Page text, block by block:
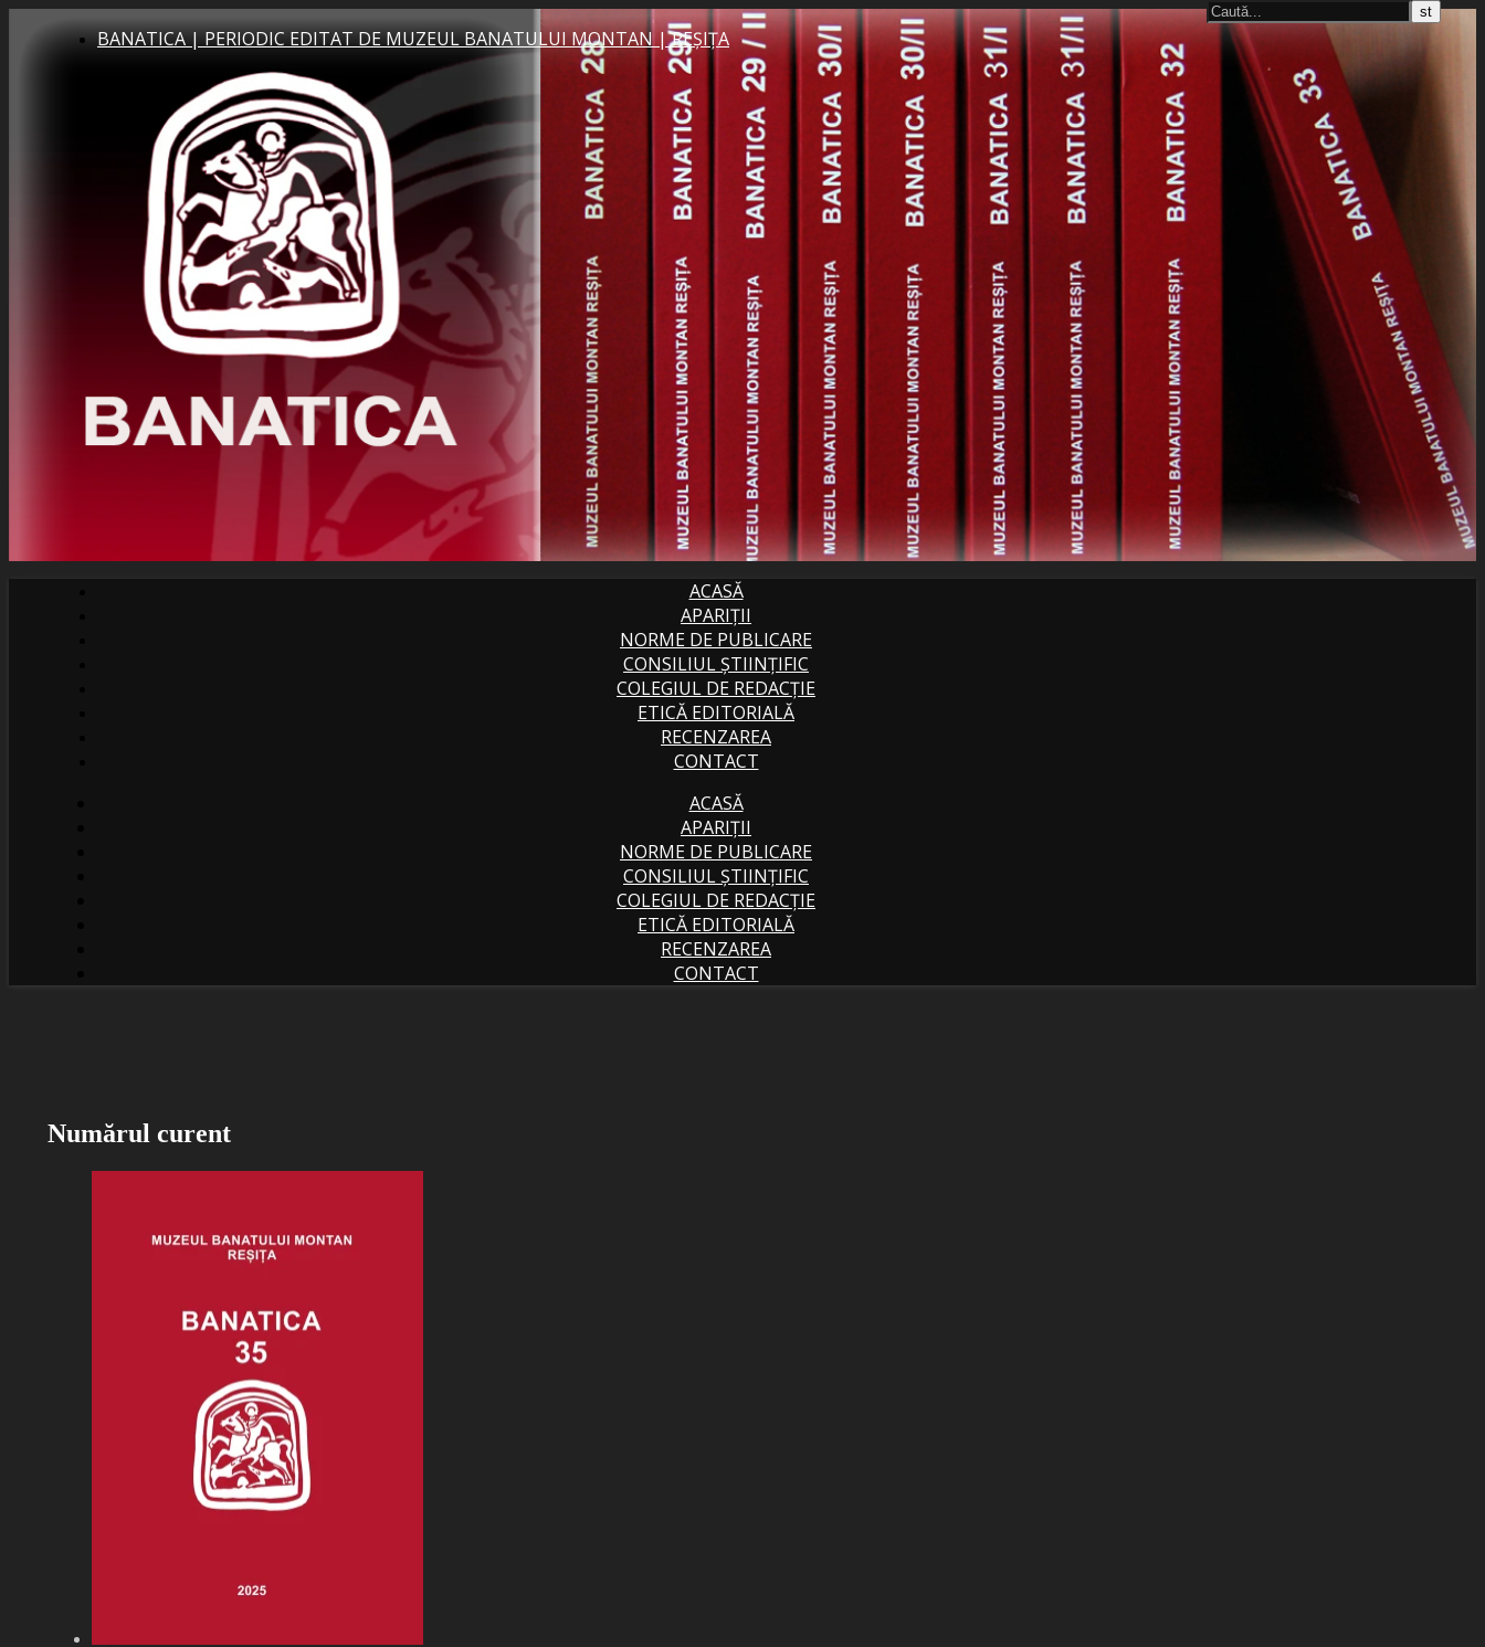
BANATICA | PERIODIC EDITAT DE MUZEUL BANATULUI MONTAN | REȘIȚA
ACASĂ
APARIȚII
NORME DE PUBLICARE
CONSILIUL ȘTIINȚIFIC
COLEGIUL DE REDACȚIE
ETICĂ EDITORIALĂ
RECENZAREA
CONTACT
ACASĂ
APARIȚII
NORME DE PUBLICARE
CONSILIUL ȘTIINȚIFIC
COLEGIUL DE REDACȚIE
ETICĂ EDITORIALĂ
RECENZAREA
CONTACT
Numărul curent